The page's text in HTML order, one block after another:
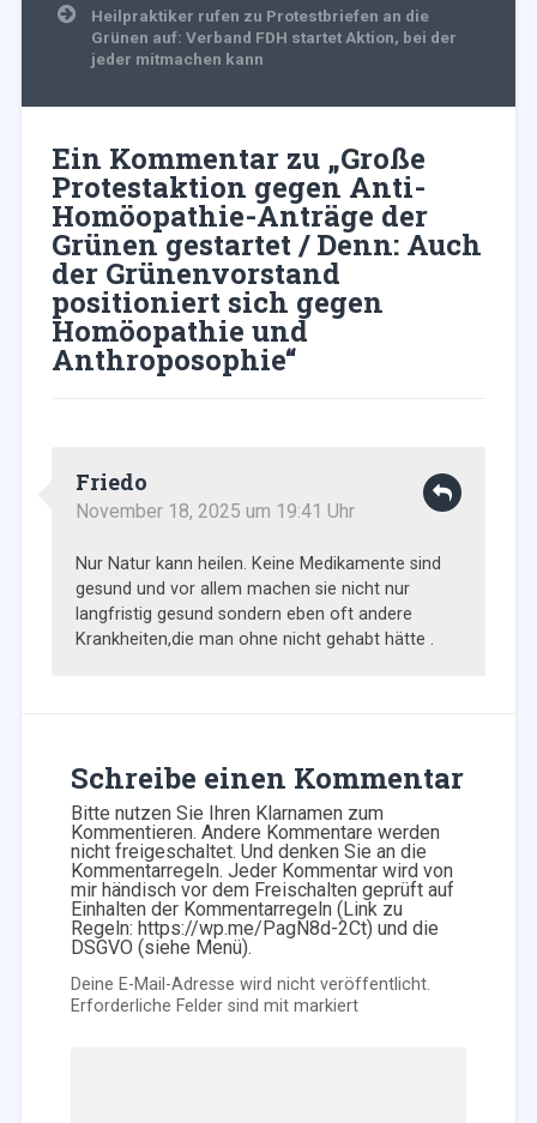
Heilpraktiker rufen zu Protestbriefen an die
Grünen auf: Verband FDH startet Aktion, bei der
jeder mitmachen kann
Ein Kommentar zu „Große
Protestaktion gegen Anti-
Homöopathie-Anträge der
Grünen gestartet / Denn: Auch
der Grünenvorstand
positioniert sich gegen
Homöopathie und
Anthroposophie“
Friedo
November 18, 2025 um 19:41 Uhr
Nur Natur kann heilen. Keine Medikamente sind
gesund und vor allem machen sie nicht nur
langfristig gesund sondern eben oft andere
Krankheiten,die man ohne nicht gehabt hätte .
Schreibe einen Kommentar
Bitte nutzen Sie Ihren Klarnamen zum
Kommentieren. Andere Kommentare werden
nicht freigeschaltet. Und denken Sie an die
Kommentarregeln. Jeder Kommentar wird von
mir händisch vor dem Freischalten geprüft auf
Einhalten der Kommentarregeln (Link zu
Regeln: https://wp.me/PagN8d-2Ct) und die
DSGVO (siehe Menü).
Deine E-Mail-Adresse wird nicht veröffentlicht.
Erforderliche Felder sind mitmarkiert